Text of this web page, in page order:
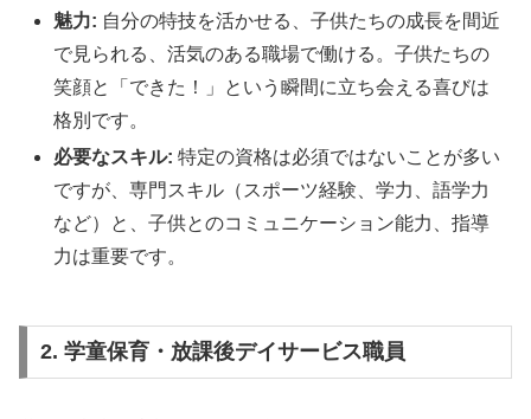
魅力: 自分の特技を活かせる、子供たちの成長を間近
で見られる、活気のある職場で働ける。子供たちの
笑顔と「できた！」という瞬間に立ち会える喜びは
格別です。
必要なスキル: 特定の資格は必須ではないことが多い
ですが、専門スキル（スポーツ経験、学力、語学力
など）と、子供とのコミュニケーション能力、指導
力は重要です。
2. 学童保育・放課後デイサービス職員